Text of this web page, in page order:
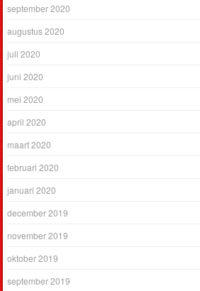
september 2020
augustus 2020
juli 2020
juni 2020
mei 2020
april 2020
maart 2020
februari 2020
januari 2020
december 2019
november 2019
oktober 2019
september 2019